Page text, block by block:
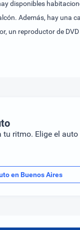
disponibles
Además, hay una
un reproductor de DVD
tu ritmo. Elige el
en Buenos Aires